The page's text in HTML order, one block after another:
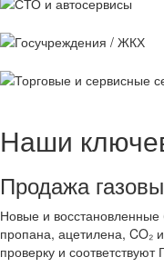
Наши
Продажа
Новые и
пропана, ацетилена, CO₂
проверку и соответствуют